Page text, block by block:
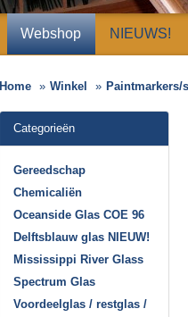
Webshop NIEUWS!
Home Winkel Paintmarkers/
Categorieën
Gereedschap
Chemicaliën
Oceanside Glas COE 96
Delftsblauw glas NIEUW!
Mississippi River Glass
Spectrum Glas
Voordeelglas / restglas /